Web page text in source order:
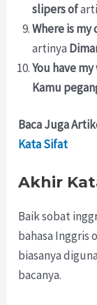
slipers of
Where is my
artinya
You have
Kamu
Baca Juga
Kata Sifat
Akhir
Baik sobat
bahasa Inggris
biasanya
bacanya.